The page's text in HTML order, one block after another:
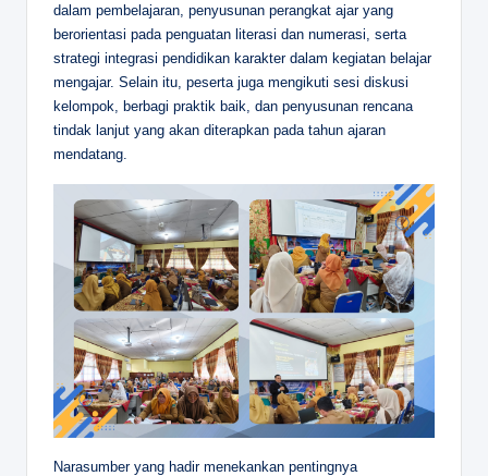
dalam pembelajaran, penyusunan perangkat ajar yang
berorientasi pada penguatan literasi dan numerasi, serta
strategi integrasi pendidikan karakter dalam kegiatan belajar
mengajar. Selain itu, peserta juga mengikuti sesi diskusi
kelompok, berbagi praktik baik, dan penyusunan rencana
tindak lanjut yang akan diterapkan pada tahun ajaran
mendatang.
Narasumber yang hadir menekankan pentingnya